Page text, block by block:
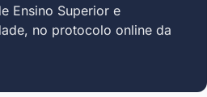
Ensino Superior e
no protocolo online da